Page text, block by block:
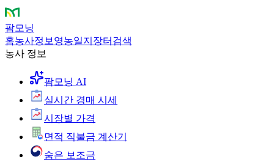
팜모닝
홈농사정보 영농일지 장터 검색
농사 정보
팜모닝 AI
실시간 경매 시세
시장별 가격
면적 직불금 계산기
숨은 보조금